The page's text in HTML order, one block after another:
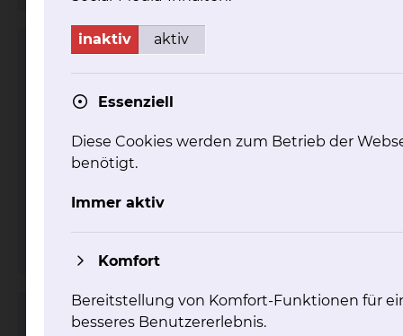
Herzzentrum
Fichtengrund 1, 38126 Braunschweig
Schrittmacherambulanz
inaktiv aktiv
Essenziell
Diese Cookies werden zum Betrieb der
benötigt.
Immer aktiv
Komfort
Bereitstellung von Komfort-Funktionen für
besseres Benutzererlebnis.